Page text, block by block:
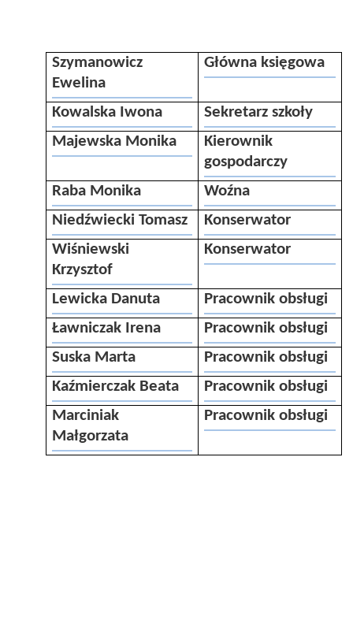
Szymanowicz
Ewelina
Główna księgowa
Kowalska Iwona
Sekretarz szkoły
Majewska Monika
Kierownik
gospodarczy
Raba Monika
Woźna
Niedźwiecki Tomasz
Konserwator
Wiśniewski
Krzysztof
Konserwator
Lewicka Danuta
Pracownik obsługi
Ławniczak Irena
Pracownik obsługi
Suska Marta
Pracownik obsługi
Kaźmierczak Beata
Pracownik obsługi
Marciniak
Małgorzata
Pracownik obsługi